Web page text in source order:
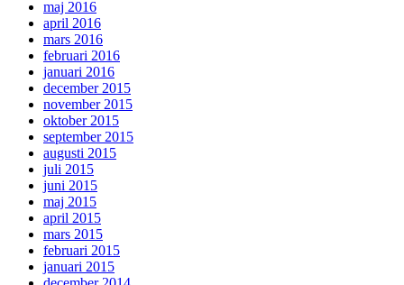
maj 2016
april 2016
mars 2016
februari 2016
januari 2016
december 2015
november 2015
oktober 2015
september 2015
augusti 2015
juli 2015
juni 2015
maj 2015
april 2015
mars 2015
februari 2015
januari 2015